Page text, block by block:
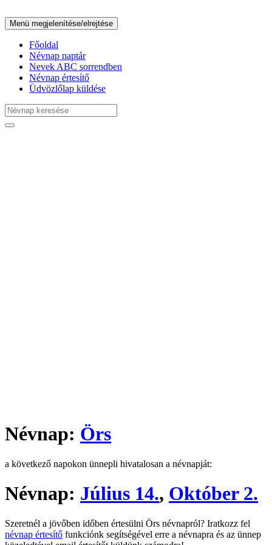
Menü megjelenítése/elrejtése
Főoldal
Névnap naptár
Nevek ABC sorrendben
Névnap értesítő
Üdvözlőlap küldése
Névnap: Örs
a következő napokon ünnepli hivatalosan a névnapját:
Névnap: Július 14., Október 2.
Szeretnél a jövőben időben értesülni Örs névnapról? Iratkozz fel
névnap értesítő funkciónk segítségével erre a névnapra és az ünnep